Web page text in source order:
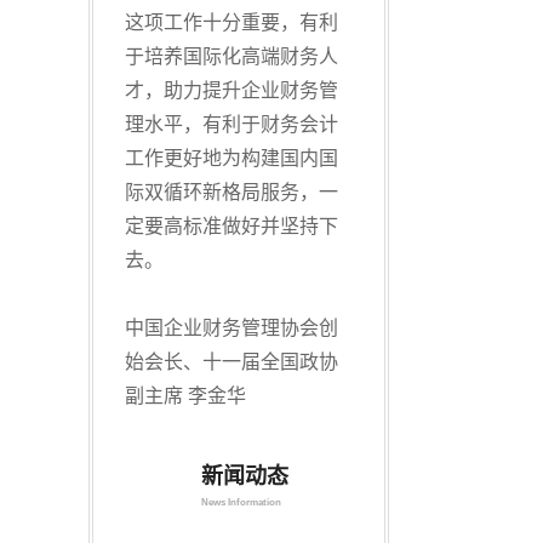
这项工作十分重要，有利
于培养国际化高端财务人
才，助力提升企业财务管
理水平，有利于财务会计
工作更好地为构建国内国
际双循环新格局服务，一
定要高标准做好并坚持下
去。
中国企业财务管理协会创
始会长、十一届全国政协
副主席 李金华
新闻动态
News Information